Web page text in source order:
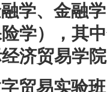
学、金融
学），其
济贸易学院
贸易实验